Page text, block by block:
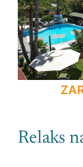
Relaks